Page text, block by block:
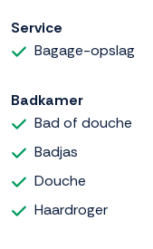
Service
Bagage-opslag
Badkamer
Bad of douche
Badjas
Douche
Haardroger